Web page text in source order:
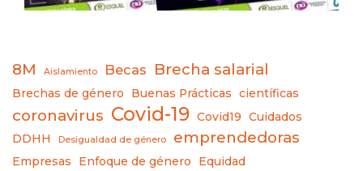
8M Aislamiento Becas Brecha salarial
Brechas de género Buenas Prácticas científicas
coronavirus Covid-19 Covid19
Cuidados
DDHH
Desigualdad de género emprendedoras
Empresas Enfoque de género Equidad